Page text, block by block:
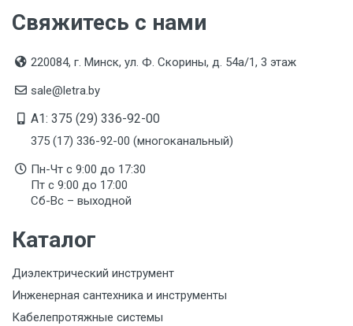
Гарантийный срок
Срок службы
Указан на упаковке / в паспорте товара
Дата изготовления
Указана на упаковке / в паспорте товара
Срок годности
Указан на упаковке / в паспорте товара
Товар соответствует требованиям технических
сертификата/декларации соответствия содержатся
в сопроводительной документации к товару и
предоставляются по запросу покупателя
Свяжитесь с нами
220084, г. Минск, ул. Ф. Скорины, д. 54а/1, 3 этаж
sale@letra.by
A1: 375 (29) 336-92-00
375 (17) 336-92-00 (многоканальный)
Пн-Чт с 9:00 до 17:30
Пт с 9:00 до 17:00
Сб-Вс – выходной
Каталог
Диэлектрический инструмент
Инженерная сантехника и инструменты
Кабелепротяжные системы